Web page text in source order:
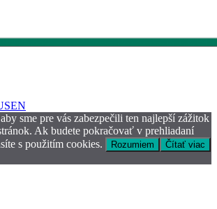
EN
sme pre vás zabezpečili ten najlepší zážitok
Ak budete pokračovať v prehliadaní
s použitím cookies.
Rozumiem Čítať viac